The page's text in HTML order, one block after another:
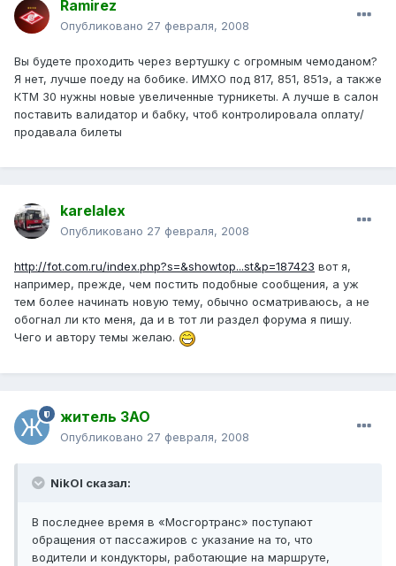
Ramirez
Опубликовано 27 февраля, 2008
Вы будете проходить через вертушку с огромным чемоданом?
Я нет, лучше поеду на бобике. ИМХО под 817, 851, 851э, а также
КТМ 30 нужны новые увеличенные турникеты. А лучше в салон
поставить валидатор и бабку, чтоб контролировала оплату/
продавала билеты
karelalex
Опубликовано 27 февраля, 2008
http://fot.com.ru/index.php?s=&showtop...st&p=187423 вот я,
например, прежде, чем постить подобные сообщения, а уж
тем более начинать новую тему, обычно осматриваюсь, а не
обогнал ли кто меня, да и в тот ли раздел форума я пишу.
Чего и автору темы желаю.
житель ЗАО
Опубликовано 27 февраля, 2008
NikOl сказал:
В последнее время в «Мосгортранс» поступают
обращения от пассажиров с указание на то, что
водители и кондукторы, работающие на маршруте,